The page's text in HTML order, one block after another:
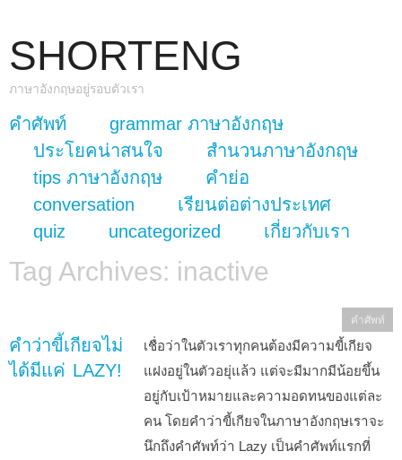
SHORTENG
ภาษาอังกฤษอยู่รอบตัวเรา
Main Menu
skip to content
คำศัพท์
grammar ภาษาอังกฤษ
ประโยคน่าสนใจ
สำนวนภาษาอังกฤษ
tips ภาษาอังกฤษ
คำย่อ
conversation
เรียนต่อต่างประเทศ
quiz
uncategorized เกี่ยวกับเรา
Tag Archives: inactive
คำว่าขี้เกียจไม่
ได้มีแค่ LAZY!
เชื่อว่าในตัวเราทุกคนต้องมีความขี้เกียจ
แฝงอยู่ในตัวอยุ่แล้ว แต่จะมีมากมีน้อยขึ้น
อยู่กับเป้าหมายและความอดทนของแต่ละ
คน โดยคำว่าขี้เกียจในภาษาอังกฤษเราจะ
นึกถึงคำศัพท์ว่า Lazy เป็นคำศัพท์แรกที่
คำศัพท์